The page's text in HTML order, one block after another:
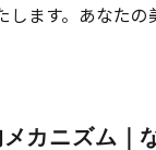
ます。あなた
カニズム｜